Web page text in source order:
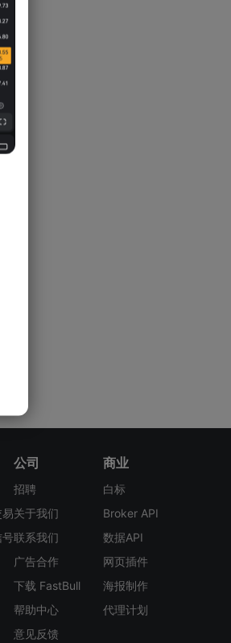
公司
招聘
关于我们
联系我们
广告合作
下载 FastBull
帮助中心
意见反馈
商业
白标
Broker API
数据API
网页插件
海报制作
代理计划